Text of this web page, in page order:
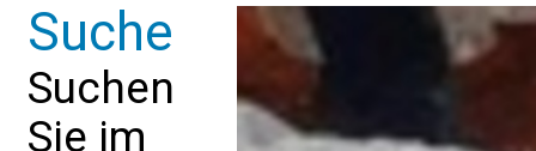
Suche
Suchen
Sie im